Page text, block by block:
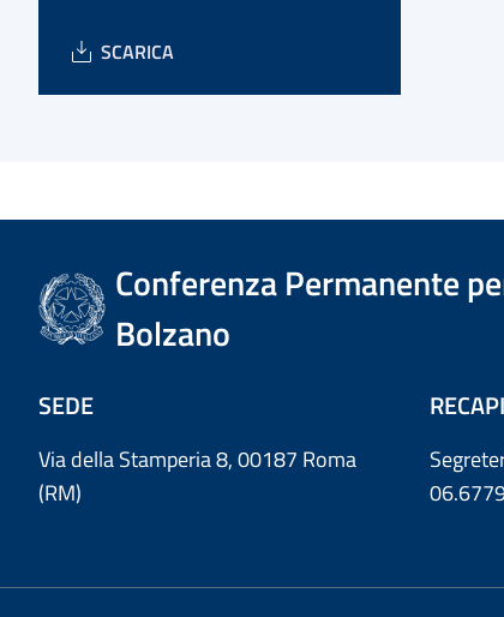
SCARICA
Conferenza Permanente
Bolzano
SEDE
Via della Stamperia 8, 00187 Roma
(RM)